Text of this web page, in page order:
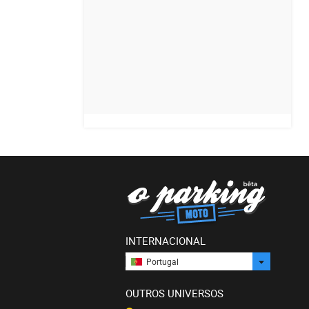
INTERNACIONAL
Portugal
OUTROS UNIVERSOS